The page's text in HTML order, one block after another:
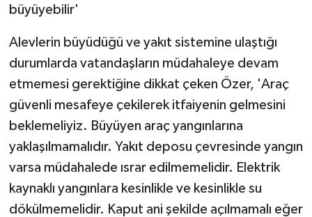
büyüyebilir'
Alevlerin büyüdüğü ve yakıt sistemine ulaştığı
durumlarda vatandaşların müdahaleye devam
etmemesi gerektiğine dikkat çeken Özer, 'Araç
güvenli mesafeye çekilerek itfaiyenin gelmesini
beklemeliyiz. Büyüyen araç yangınlarına
yaklaşılmamalıdır. Yakıt deposu çevresinde yangın
varsa müdahalede ısrar edilmemelidir. Elektrik
kaynaklı yangınlara kesinlikle ve kesinlikle su
dökülmemelidir. Kaput ani şekilde açılmamalı eğer